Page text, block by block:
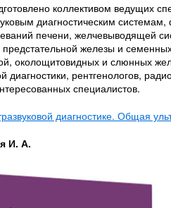
коллективом ведущих
диагностическим
печени,
железы и
околощитовидных и слюнных
рентгенологов,
специалистов.
диагностике. Общая
И. А.